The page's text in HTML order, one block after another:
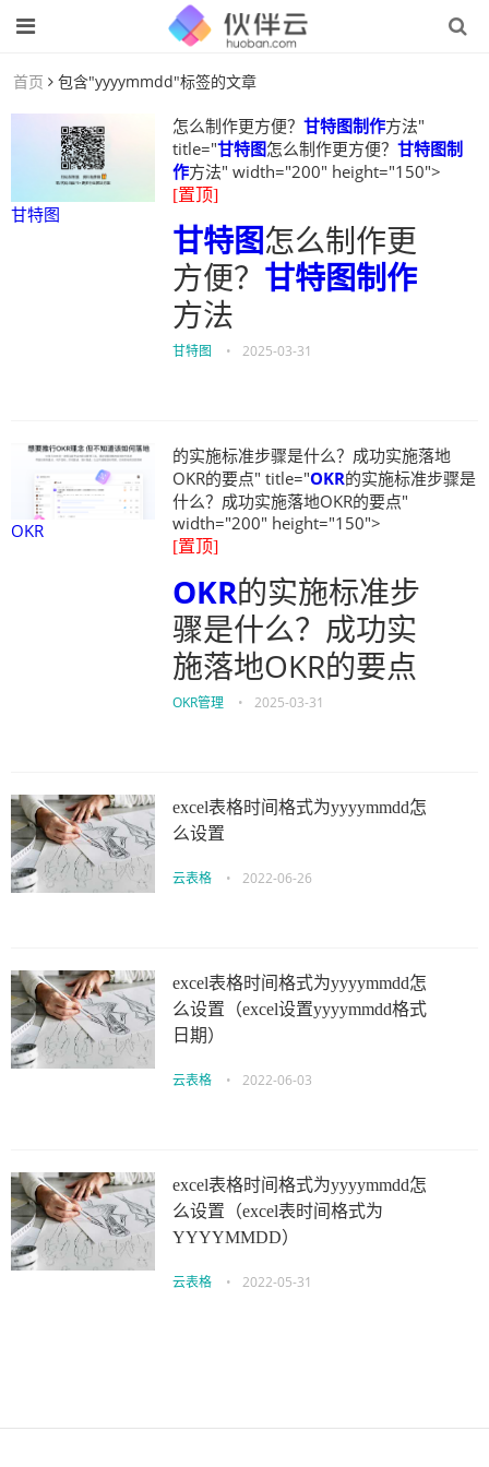
首页 包含"yyyymmdd"标签的文章
甘特图
怎么制作更方便？ 甘特图制作方法"
title="甘特图怎么制作更方便？ 甘特图制
作方法" width="200" height="150">
[置顶]
甘特图怎么制作更
方便？ 甘特图制作
方法
甘特图 • 2025-03-31
OKR
的实施标准步骤是什么？成功实施落地
OKR的要点" title="OKR的实施标准步骤是
什么？成功实施落地OKR的要点"
width="200" height="150">
[置顶]
OKR的实施标准步
骤是什么？成功实
施落地OKR的要点
OKR管理 • 2025-03-31
excel表格时间格式为yyyymmdd怎
么设置
云表格 • 2022-06-26
excel表格时间格式为yyyymmdd怎
么设置（excel设置yyyymmdd格式
日期）
云表格 • 2022-06-03
excel表格时间格式为yyyymmdd怎
么设置（excel表时间格式为
YYYYMMDD）
云表格 • 2022-05-31